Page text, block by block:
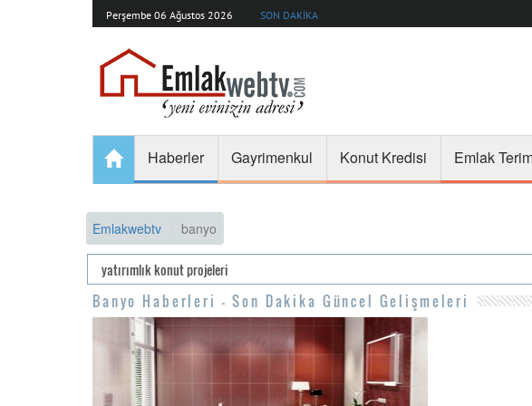
Perşembe 06 Ağustos 2026 SON DAKİKA
Haberler Gayrimenkul Konut Kredisi Emlak
Emlakwebtv banyo
Banyo Haberleri - Son Dakika Güncel Gelişmeleri